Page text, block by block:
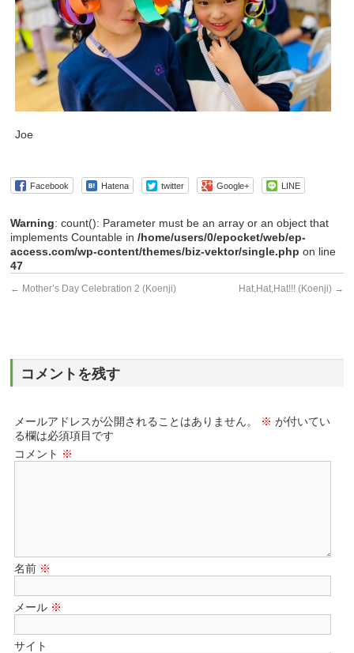
Joe
Facebook Hatena twitter Google+ LINE
Warning: count(): Parameter must be an array or an object that
implements Countable in/home/users/0/epocket/web/ep-
access.com/wp-content/themes/biz-vektor/single.php on line
47
← Mother’s Day Celebration 2 (Koenji) Hat,Hat,Hat!!! (Koenji) →
コメントを残す
メールアドレスが公開されることはありません。 ※ が付いてい
る欄は必須項目です
コメント ※
名前 ※
メール ※
サイト